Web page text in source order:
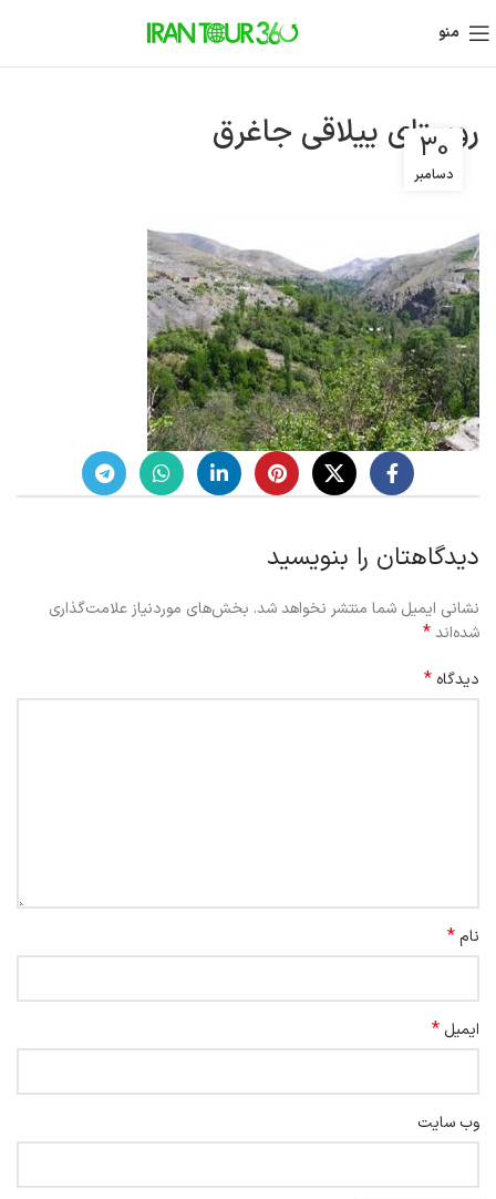
منو
روستای ییلاقی جاغرق
30
دسامبر
دیدگاهتان را بنویسید
نشانی ایمیل شما منتشر نخواهد شد. بخش‌های موردنیاز علامت‌گذاری
شده‌اند*
دیدگاه *
نام*
ایمیل *
وب‌ سایت